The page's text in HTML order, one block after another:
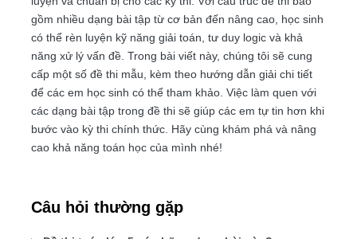
gồm nhiều dạng bài tập từ cơ bản đến nâng cao, học sinh
có thể rèn luyện kỹ năng giải toán, tư duy logic và khả
năng xử lý vấn đề. Trong bài viết này, chúng tôi sẽ cung
cấp một số đề thi mẫu, kèm theo hướng dẫn giải chi tiết
để các em học sinh có thể tham khảo. Việc làm quen với
các dạng bài tập trong đề thi sẽ giúp các em tự tin hơn khi
bước vào kỳ thi chính thức. Hãy cùng khám phá và nâng
cao khả năng toán học của mình nhé!
Câu hỏi thường gặp